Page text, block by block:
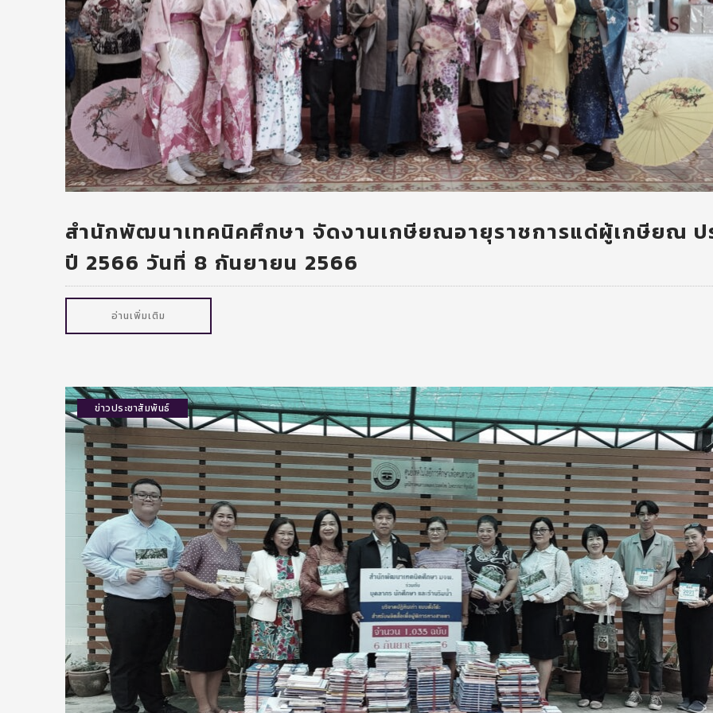
สำนักพัฒนาเทคนิคศึกษา จัดงานเกษียณอายุราชการแด่ผู้เกษียณ ป
ปี 2566 วันที่ 8 กันยายน 2566
อ่านเพิ่มเติม
ข่าวประชาสัมพันธ์